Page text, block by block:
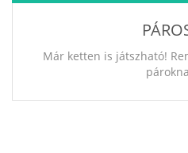
Már ketten is játszható!